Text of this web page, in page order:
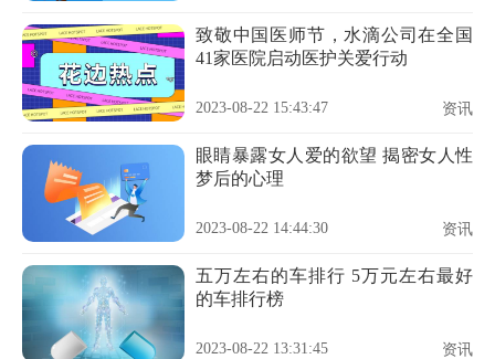
致敬中国医师节，水滴公司在全国
41家医院启动医护关爱行动
2023-08-22 15:43:47 资讯
眼睛暴露女人爱的欲望 揭密女人性
梦后的心理
2023-08-22 14:44:30 资讯
五万左右的车排行 5万元左右最好
的车排行榜
2023-08-22 13:31:45 资讯